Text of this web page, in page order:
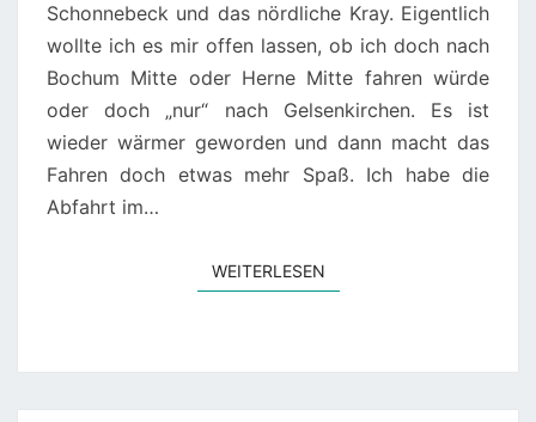
Schonnebeck und das nördliche Kray. Eigentlich
wollte ich es mir offen lassen, ob ich doch nach
Bochum Mitte oder Herne Mitte fahren würde
oder doch „nur“ nach Gelsenkirchen. Es ist
wieder wärmer geworden und dann macht das
Fahren doch etwas mehr Spaß. Ich habe die
Abfahrt im…
WEITERLESENWEITERLESEN